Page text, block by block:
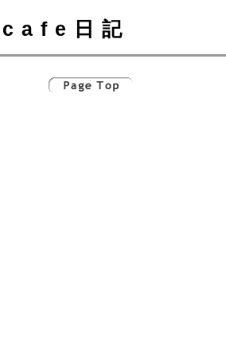
cafe日記